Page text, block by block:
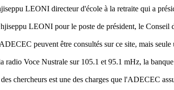
LEONI directeur d'école à la retraite qui a
LEONI pour le poste de président, le
peuvent être consultés sur ce site, mais
radio Voce Nustrale sur 105.1 et 95.1 mHz, la
chercheurs est une des charges que l'ADECEC